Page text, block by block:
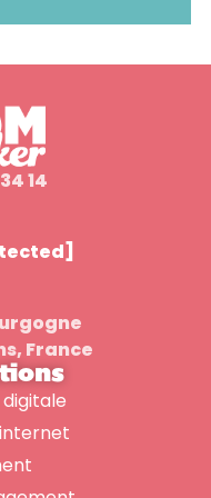
14
France